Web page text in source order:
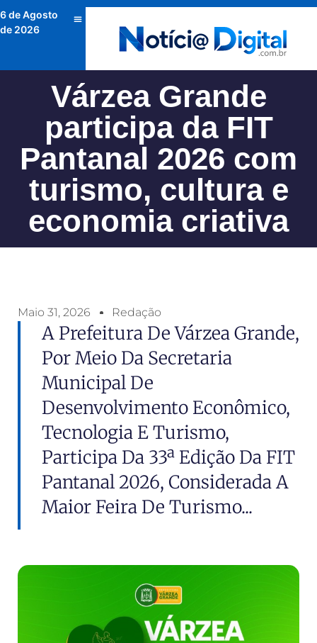
6 de Agosto
de 2026
Várzea Grande
participa da FIT
Pantanal 2026 com
turismo, cultura e
economia criativa
Maio 31, 2026 Redação
A Prefeitura De Várzea Grande,
Por Meio Da Secretaria
Municipal De
Desenvolvimento Econômico,
Tecnologia E Turismo,
Participa Da 33ª Edição Da FIT
Pantanal 2026, Considerada A
Maior Feira De Turismo...